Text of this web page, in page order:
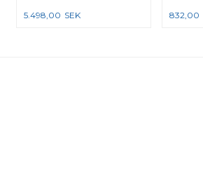
5.498,00 SEK 832,00